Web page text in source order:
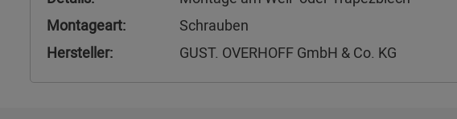
Montageart:
Schrauben
Hersteller:
GUST. OVERHOFF GmbH & Co. KG